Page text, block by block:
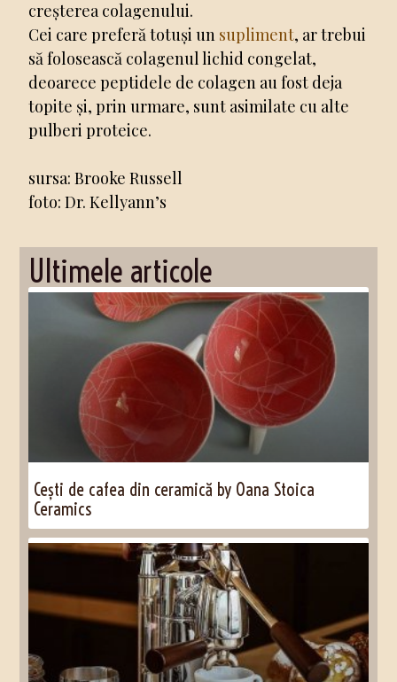
creșterea colagenului.
Cei care preferă totuși un supliment, ar trebui
să folosească colagenul lichid congelat,
deoarece peptidele de colagen au fost deja
topite și, prin urmare, sunt asimilate cu alte
pulberi proteice.
sursa: Brooke Russell
foto: Dr. Kellyann’s
Ultimele articole
Cești de cafea din ceramică by Oana Stoica
Ceramics